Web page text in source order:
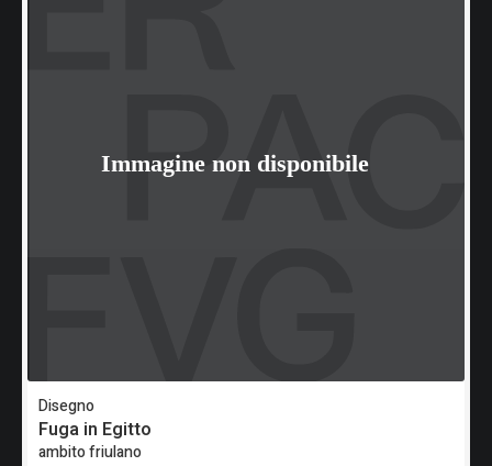
Disegno
Fuga in Egitto
ambito friulano